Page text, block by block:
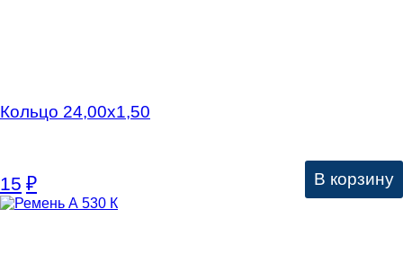
Кольцо 24,00х1,50
15 ₽ В корзину